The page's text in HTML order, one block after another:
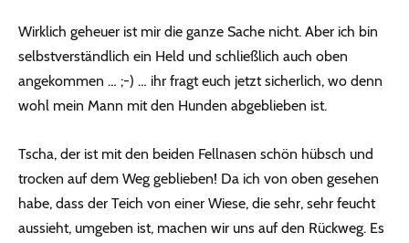
Wirklich geheuer ist mir die ganze Sache nicht. Aber ich bin
selbstverständlich ein Held und schließlich auch oben
angekommen … ;-) … ihr fragt euch jetzt sicherlich, wo denn
wohl mein Mann mit den Hunden abgeblieben ist.
Tscha, der ist mit den beiden Fellnasen schön hübsch und
trocken auf dem Weg geblieben! Da ich von oben gesehen
habe, dass der Teich von einer Wiese, die sehr, sehr feucht
aussieht, umgeben ist, machen wir uns auf den Rückweg. Es